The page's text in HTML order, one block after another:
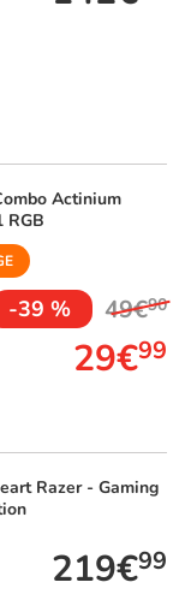
Actinium
RGB
-39 % 49€90
29€99
Razer - Gaming
219€99